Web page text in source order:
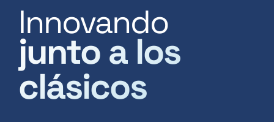
Innovando
junto a los
clásicos